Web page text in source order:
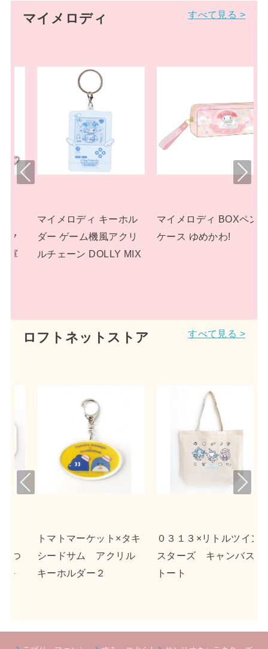
マイメロディ すべて見る >
リ
マイメロディ BOXペン
ケース ゆめかわ!
マイメロディ ぬいぐる
み プラッシュドールS
Pre
Nex
ロフトネットストア すべて見る >
ル
０３１３×リトルツイン
スターズ キャンバス
トート
ｎｓｎ×ポチャッコ ア
クリルキーホルダー２
Pre
Nex